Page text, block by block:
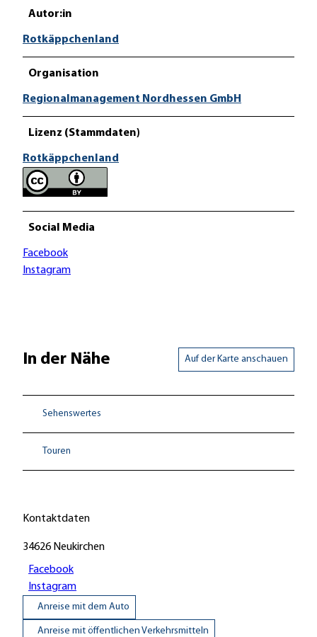
Autor:in
Rotkäppchenland
Organisation
Regionalmanagement Nordhessen GmbH
Lizenz (Stammdaten)
Rotkäppchenland
Social Media
Facebook
Instagram
In der Nähe Auf der Karte anschauen
Sehenswertes
Touren
Kontaktdaten
34626 Neukirchen
Facebook
Instagram
Anreise mit dem Auto
Anreise mit öffentlichen Verkehrsmitteln